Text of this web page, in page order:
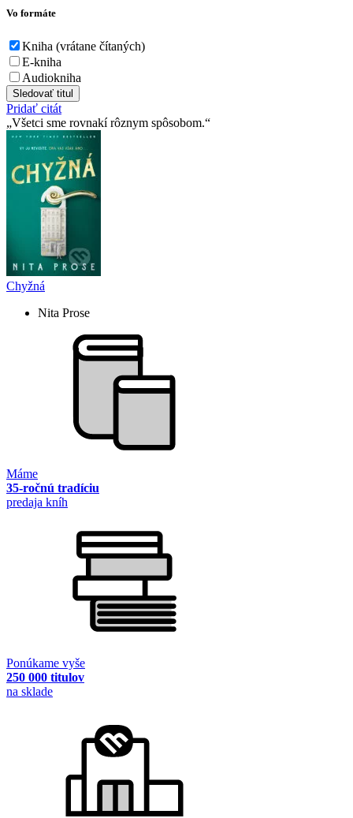
Vo formáte
Kniha (vrátane čítaných)
E-kniha
Audiokniha
Sledovať titul
Pridať citát
Všetci sme rovnakí rôznym spôsobom.
Chyžná
Nita Prose
Máme
35-ročnú tradíciu
predaja kníh
Ponúkame vyše
250 000 titulov
na sklade